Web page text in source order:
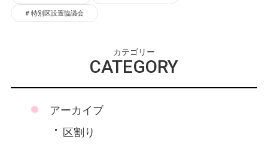
特別区設置協議会
カテゴリー
CATEGORY
アーカイブ
区割り